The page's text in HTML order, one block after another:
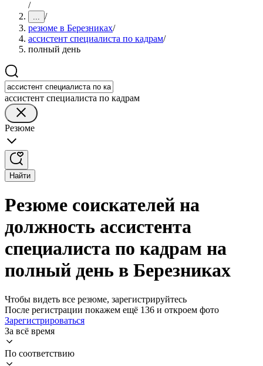
/
... /
резюме в Березниках/
ассистент специалиста по кадрам/
полный день
ассистент специалиста по кадрам
Резюме
Найти
Резюме соискателей на
должность ассистента
специалиста по кадрам на
полный день в Березниках
Чтобы видеть все резюме, зарегистрируйтесь
После регистрации покажем ещё 136 и откроем фото
Зарегистрироваться
За всё время
По соответствию